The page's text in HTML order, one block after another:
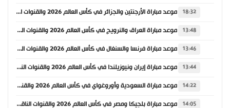
18:32 موعد مباراة الأرجنتين والجزائر في كأس العالم 2026 والقنوات الناقلة
13:48 موعد مباراة العراق والنرويج في كأس العالم 2026 والقنوات الناقلة
13:46 موعد مباراة فرنسا والسنغال في كأس العالم 2026 والقنوات الناقلة
13:44 موعد مباراة إيران ونيوزيلندا في كأس العالم 2026 والقنوات الناقلة
14:22 موعد مباراة السعودية وأوروغواي في كأس العالم 2026 والقنوات الناقلة
14:05 موعد مباراة بلجيكا ومصر في كأس العالم 2026 والقنوات الناقلة